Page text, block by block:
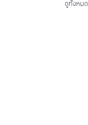
ดูทั้งหมด